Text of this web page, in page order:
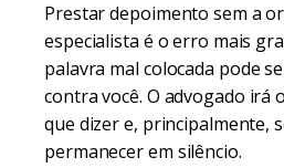
Prestar depoimento sem a
especialista é o erro mais
palavra mal colocada pode
contra você. O advogado irá
que dizer e, principalmente,
permanecer em silêncio.